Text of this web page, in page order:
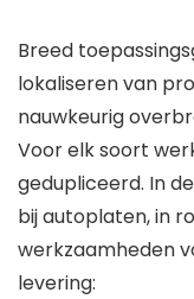
Breed
lokaliseren van
nauwkeurig
Voor elk soort
gedupliceerd. In
bij autoplaten, in
werkzaamheden
levering: